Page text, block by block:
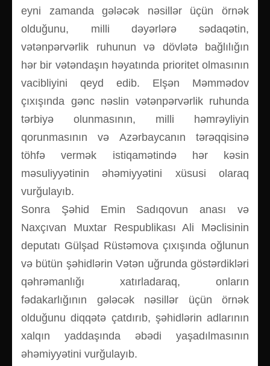
eyni zamanda gələcək nəsillər üçün örnək
olduğunu, milli dəyərlərə sədaqətin,
vətənpərvərlik ruhunun və dövlətə bağlılığın
hər bir vətəndaşın həyatında prioritet olmasının
vacibliyini qeyd edib. Elşən Məmmədov
çıxışında gənc nəslin vətənpərvərlik ruhunda
tərbiyə olunmasının, milli həmrəyliyin
qorunmasının və Azərbaycanın tərəqqisinə
töhfə vermək istiqamətində hər kəsin
məsuliyyətinin əhəmiyyətini xüsusi olaraq
vurğulayıb.
Sonra Şəhid Emin Sadıqovun anası və
Naxçıvan Muxtar Respublikası Ali Məclisinin
deputatı Gülşad Rüstəmova çıxışında oğlunun
və bütün şəhidlərin Vətən uğrunda göstərdikləri
qəhrəmanlığı xatırladaraq, onların
fədakarlığının gələcək nəsillər üçün örnək
olduğunu diqqətə çatdırıb, şəhidlərin adlarının
xalqın yaddaşında əbədi yaşadılmasının
əhəmiyyətini vurğulayıb.